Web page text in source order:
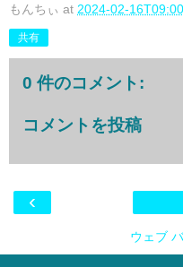
もんちぃ at 2024-02-
共有
0 件のコメント:
コメントを投稿
‹
ウェブ